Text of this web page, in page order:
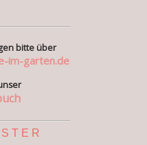
bitte über
im-garten.de
T E R